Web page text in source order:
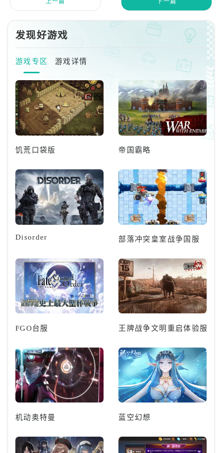
发现好游戏
游戏专区 游戏详情
饥荒口袋版 帝国霸略
Disorder 部落冲突皇室战争国服
FGO台服 王牌战争文明重启体验服
机动奥特曼 蓝空幻想